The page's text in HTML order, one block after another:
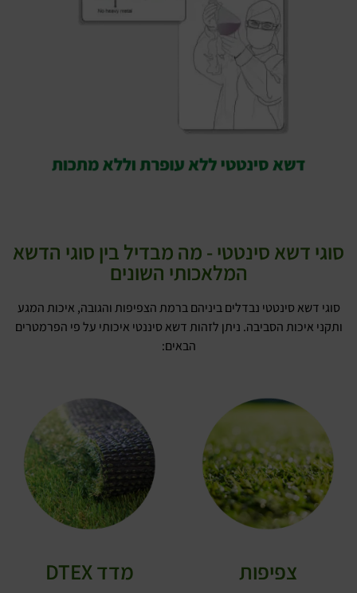
סוגי דשא סינטטי - מה מבדיל בין סוגי הדשא
המלאכותי השונים
סוגי דשא סינטטי נבדלים ביניהם ברמת הצפיפות והגובה, איכות המגע
ותקני איכות הסביבה. ניתן לזהות דשא סיננטי איכותי על פי הפרמטרים
הבאים:
צפיפות מדד DTEX